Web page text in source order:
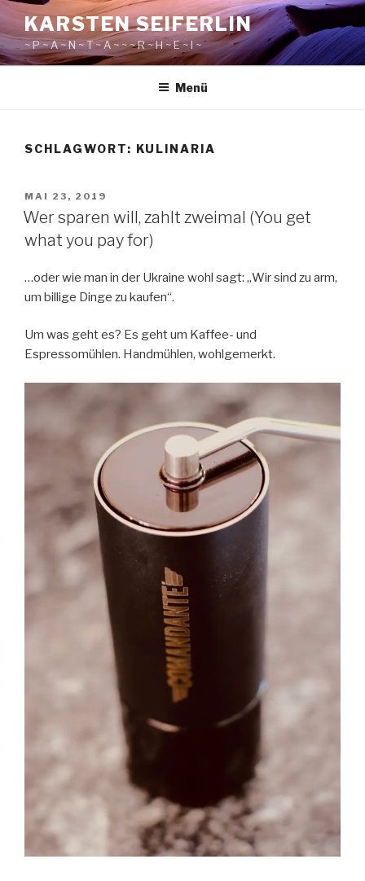
Zum
Inhalt
springen
KARSTEN SEIFERLIN
~ P ~ A ~ N ~ T ~ A ~ ~ ~ R ~ H ~ E ~ I ~
Menü
SCHLAGWORT: KULINARIA
VERÖFFENTLICHT
AM
MAI 23, 2019
Wer sparen will, zahlt zweimal (You get
what you pay for)
…oder wie man in der Ukraine wohl sagt: „Wir sind zu arm,
um billige Dinge zu kaufen“.
Um was geht es? Es geht um Kaffee- und
Espressomühlen. Handmühlen, wohlgemerkt.